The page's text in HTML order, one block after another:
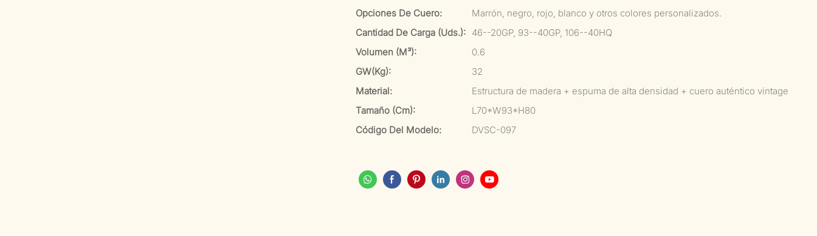
Opciones De Cuero:
Marrón, negro, rojo, blanco y otros colores personalizados.
Cantidad De Carga (uds.): 46--20GP, 93--40GP, 106--40HQ
Volumen (m³):
0.6
GW(kg):
32
Material:
Estructura de madera + espuma de alta densidad + cuero auténtico vintage
Tamaño (cm):
L70*W93*H80
Código Del Modelo:
DVSC-097